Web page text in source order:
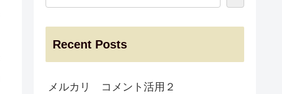
Recent Posts
メルカリ コメント活用２